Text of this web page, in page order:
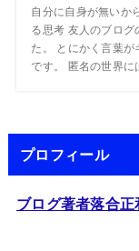
自分に自身が無いか
る思考 友人のブログ
た。 とにかく言葉が
です。 匿名の世界に
プロフィール
ブログ著者落合